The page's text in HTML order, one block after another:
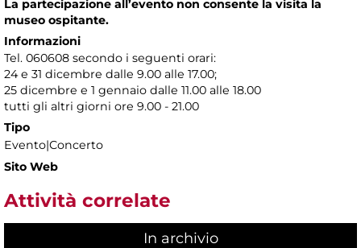
La partecipazione all’evento non consente la visita la
museo ospitante.
Informazioni
Tel. 060608 secondo i seguenti orari:
24 e 31 dicembre dalle 9.00 alle 17.00;
25 dicembre e 1 gennaio dalle 11.00 alle 18.00
tutti gli altri giorni ore 9.00 - 21.00
Tipo
Evento|Concerto
Sito Web
Attività correlate
In archivio